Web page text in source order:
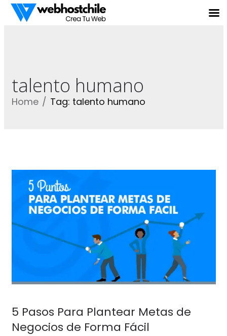
talento humano
Home Tag: talento humano
5 Pasos Para Plantear Metas de
Negocios de Forma Fácil